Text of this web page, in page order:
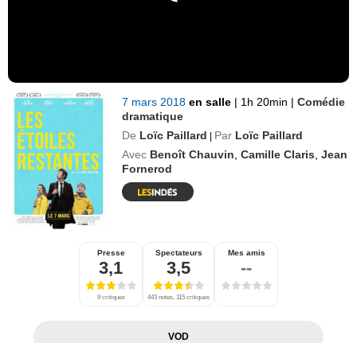
7 mars 2018en salle | 1h 20min | Comédie
dramatique
De Loïc Paillard | Par Loïc Paillard
Avec Benoît Chauvin ,Camille Claris ,Jean
Fornerod
Presse
3,1
9 critiques
Spectateurs
3,5
443 notes, 115 critiques
Mes amis
--
VOD